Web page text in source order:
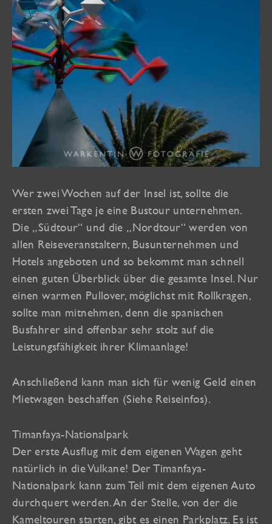
Wer zwei Wochen auf der Insel ist, sollte die
ersten zwei Tage je eine Bustour unternehmen.
Die „Südtour“ und die „Nordtour“ werden von
allen Reiseveranstaltern, Busunternehmen und
Hotels angeboten und so bekommt man schnell
einen guten Überblick über die gesamte Insel. Nur
einen warmen Pullover, möglichst mit Rollkragen,
sollte man mitnehmen, denn die spanischen
Busfahrer sind offenbar sehr stolz auf die
Leistungsfähigkeit ihrer Klimaanlage!
Anschließend kann man sich für wenig Geld einen
Mietwagen beschaffen (Siehe Reiseinfos).
Timanfaya-Nationalpark
Der erste Ausflug mit dem eigenen Wagen geht
natürlich in die Vulkane! Der Timanfaya-
Nationalpark kann zum Teil mit dem eigenen Auto
durchquert werden. An der Stelle, von der die
Kameltouren starten, gibt es einen Parkplatz. Es ist